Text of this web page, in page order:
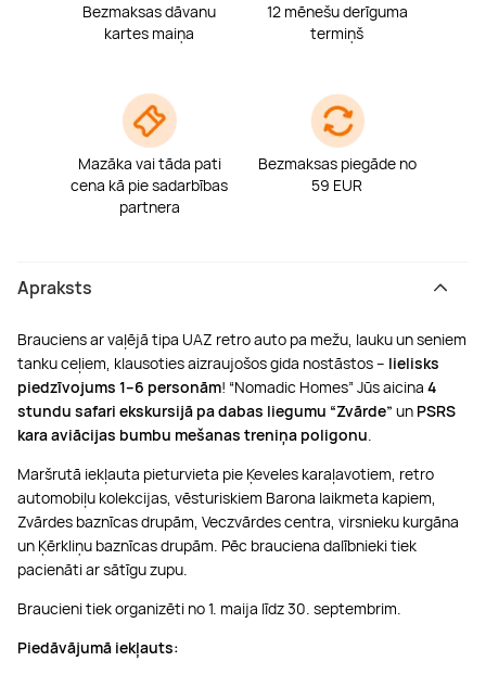
Bezmaksas dāvanu
kartes maiņa
12 mēnešu derīguma
termiņš
Mazāka vai tāda pati
cena kā pie sadarbības
partnera
Bezmaksas piegāde no
59 EUR
Apraksts
Brauciens ar vaļējā tipa UAZ retro auto pa mežu, lauku un seniem
tanku ceļiem, klausoties aizraujošos gida nostāstos – lielisks
piedzīvojums 1–6 personām! “Nomadic Homes” Jūs aicina 4
stundu safari ekskursijā pa dabas liegumu “Zvārde” un PSRS
kara aviācijas bumbu mešanas treniņa poligonu.
Maršrutā iekļauta pieturvieta pie Ķeveles karaļavotiem, retro
automobiļu kolekcijas, vēsturiskiem Barona laikmeta kapiem,
Zvārdes baznīcas drupām, Veczvārdes centra, virsnieku kurgāna
un Ķērkliņu baznīcas drupām. Pēc brauciena dalībnieki tiek
pacienāti ar sātīgu zupu.
Braucieni tiek organizēti no 1. maija līdz 30. septembrim.
Piedāvājumā iekļauts: